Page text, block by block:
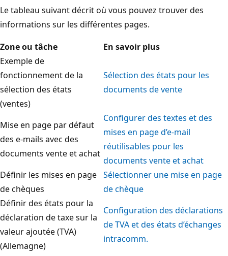
Le tableau suivant décrit où vous pouvez trouver des
informations sur les différentes pages.
Zone ou tâche
En savoir plus
Exemple de
fonctionnement de la
sélection des états
(ventes)
Sélection des états pour les
documents de vente
Mise en page par défaut
des e-mails avec des
documents vente et achat
Configurer des textes et des
mises en page d’e-mail
réutilisables pour les
documents vente et achat
Définir les mises en page
de chèques
Sélectionner une mise en page
de chèque
Définir des états pour la
déclaration de taxe sur la
valeur ajoutée (TVA)
(Allemagne)
Configuration des déclarations
de TVA et des états d’échanges
intracomm.